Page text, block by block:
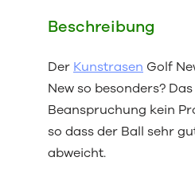
Beschreibung
Der Kunstrasen Golf
New so besonders?
Beanspruchung kein
so dass der Ball sehr
abweicht.